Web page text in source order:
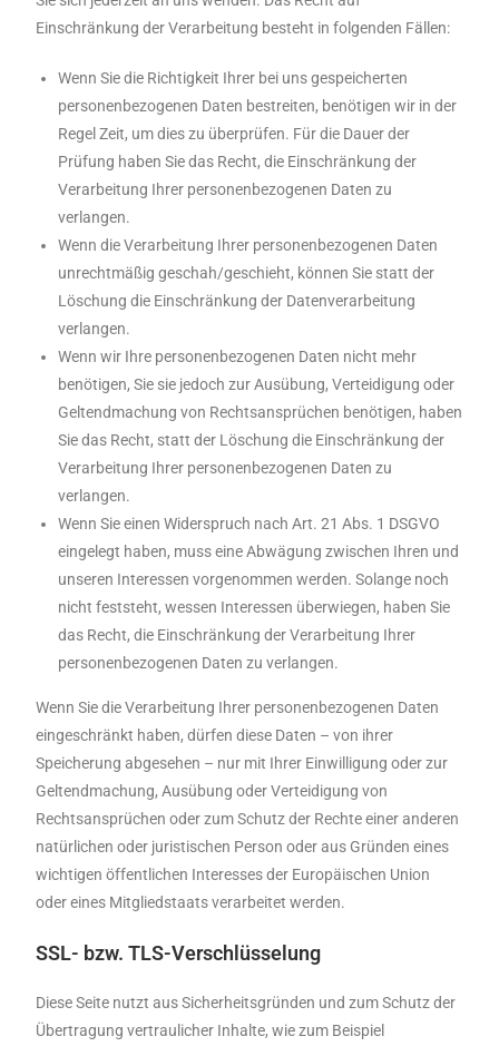
Einschränkung der Verarbeitung besteht in folgenden Fällen:
Wenn Sie die Richtigkeit Ihrer bei uns gespeicherten
personenbezogenen Daten bestreiten, benötigen wir in der
Regel Zeit, um dies zu überprüfen. Für die Dauer der
Prüfung haben Sie das Recht, die Einschränkung der
Verarbeitung Ihrer personenbezogenen Daten zu
verlangen.
Wenn die Verarbeitung Ihrer personenbezogenen Daten
unrechtmäßig geschah/geschieht, können Sie statt der
Löschung die Einschränkung der Datenverarbeitung
verlangen.
Wenn wir Ihre personenbezogenen Daten nicht mehr
benötigen, Sie sie jedoch zur Ausübung, Verteidigung oder
Geltendmachung von Rechtsansprüchen benötigen, haben
Sie das Recht, statt der Löschung die Einschränkung der
Verarbeitung Ihrer personenbezogenen Daten zu
verlangen.
Wenn Sie einen Widerspruch nach Art. 21 Abs. 1 DSGVO
eingelegt haben, muss eine Abwägung zwischen Ihren und
unseren Interessen vorgenommen werden. Solange noch
nicht feststeht, wessen Interessen überwiegen, haben Sie
das Recht, die Einschränkung der Verarbeitung Ihrer
personenbezogenen Daten zu verlangen.
Wenn Sie die Verarbeitung Ihrer personenbezogenen Daten
eingeschränkt haben, dürfen diese Daten – von ihrer
Speicherung abgesehen – nur mit Ihrer Einwilligung oder zur
Geltendmachung, Ausübung oder Verteidigung von
Rechtsansprüchen oder zum Schutz der Rechte einer anderen
natürlichen oder juristischen Person oder aus Gründen eines
wichtigen öffentlichen Interesses der Europäischen Union
oder eines Mitgliedstaats verarbeitet werden.
SSL- bzw. TLS-Verschlüsselung
Diese Seite nutzt aus Sicherheitsgründen und zum Schutz der
Übertragung vertraulicher Inhalte, wie zum Beispiel